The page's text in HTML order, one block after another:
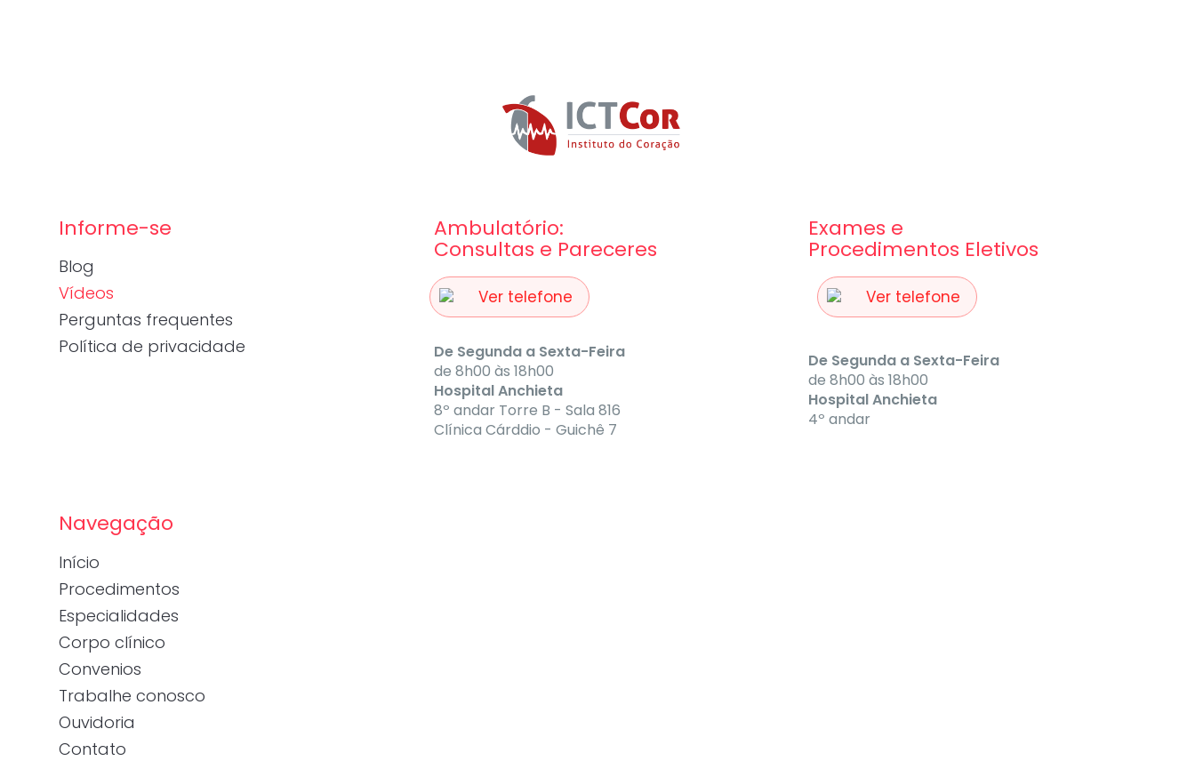
Exames e
Procedimentos Eletivos
Ver telefone
De Segunda a Sexta-Feira
de 8h00 às 18h00
Hospital Anchieta
4º andar
Ambulatório:
Consultas e Pareceres
Ver telefone
De Segunda a Sexta-Feira
de 8h00 às 18h00
Hospital Anchieta
8º andar Torre B - Sala 816
Clínica Cárddio - Guichê 7
Informe-se
Blog
Vídeos
Perguntas frequentes
Política de privacidade
Navegação
Início
Procedimentos
Especialidades
Corpo clínico
Convenios
Trabalhe conosco
Ouvidoria
Contato